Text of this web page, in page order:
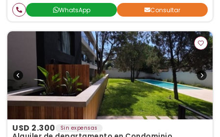
WhatsApp Consultar
USD 2.300 Sin expensas